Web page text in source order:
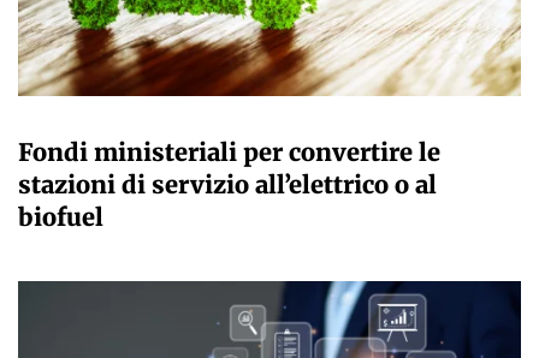
Fondi ministeriali per convertire le
stazioni di servizio all’elettrico o al
biofuel